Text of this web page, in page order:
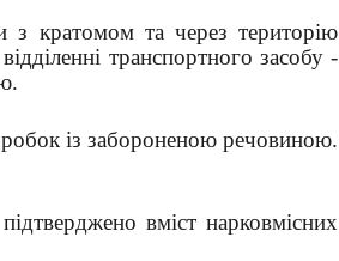
з кратомом та через територію
транспортного засобу -
із забороненою речовиною.
вміст нарковмісних